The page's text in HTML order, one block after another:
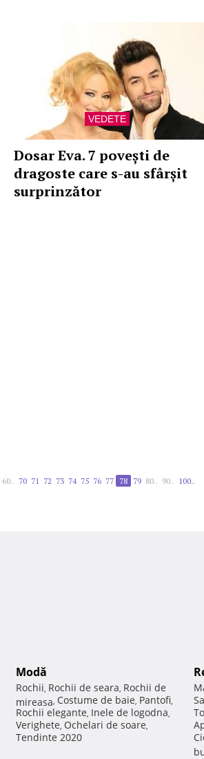
VEDETE
Dosar Eva. 7 povești de
dragoste care s-au sfârșit
surprinzător
60.. 70 71 72 73 74 75 76 77 78 79 80.. 90.. 100..
Modă
Rochii, Rochii de seara, Rochii de
mireasa, Costume de baie, Pantofi,
Rochii elegante, Inele de logodna,
Verighete, Ochelari de soare,
Tendinte 2020